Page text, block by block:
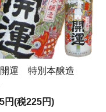
開運 特別本醸造
円(税225円)